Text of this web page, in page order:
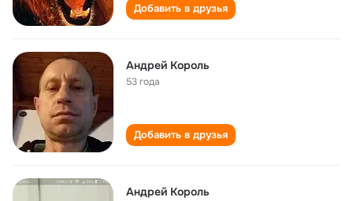
Добавить в друзья
Андрей Король
53 года
Добавить в друзья
Андрей Король